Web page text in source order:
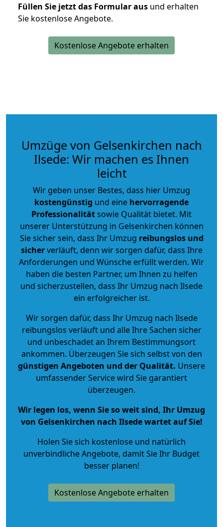
Füllen Sie jetzt das Formular aus und erhalten
Sie kostenlose Angebote.
Kostenlose Angebote erhalten
Umzüge von Gelsenkirchen nach
Ilsede: Wir machen es Ihnen
leicht
Wir geben unser Bestes, dass hier Umzug
kostengünstig und eine hervorragende
Professionalitätsowie Qualität bietet. Mit
unserer Unterstützung in Gelsenkirchen können
Sie sicher sein, dass Ihr Umzug reibungslos und
sicherverläuft, denn wir sorgen dafür, dass Ihre
Anforderungen und Wünsche erfüllt werden. Wir
haben die besten Partner, um Ihnen zu helfen
und sicherzustellen, dass Ihr Umzug nach Ilsede
ein erfolgreicher ist.
Wir sorgen dafür, dass Ihr Umzug nach Ilsede
reibungslos verläuft und alle Ihre Sachen sicher
und unbeschadet an Ihrem Bestimmungsort
ankommen. Überzeugen Sie sich selbst von den
günstigen Angeboten und der Qualität. Unsere
umfassender Service wird Sie garantiert
überzeugen.
Wir legen los, wenn Sie so weit sind, Ihr Umzug
von Gelsenkirchen nach Ilsede wartet auf Sie!
Holen Sie sich kostenlose und natürlich
unverbindliche Angebote, damit Sie Ihr Budget
besser planen!
Kostenlose Angebote erhalten